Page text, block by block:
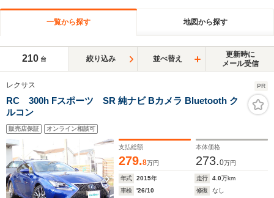
一覧から探す 地図から探す
210 台 絞り込み 並べ替え
更新時に
メール受信
レクサス PR
RC 300h Fスポーツ SR 純ナビ Bカメラ Bluetooth ク
ルコン
販売店保証 オンライン相談可
支払総額
279.8万円
本体価格
273.0万円
年式 2015年 走行 4.0万km
車検
'26/10 修復
なし